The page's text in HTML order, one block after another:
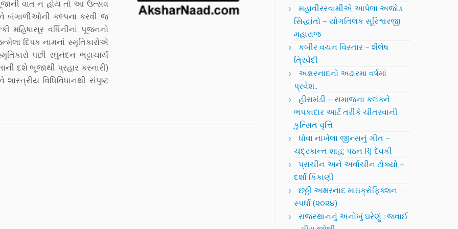
વાત ન હોય તો આ ઉત્સવ
બંગાળીઓની કલ્પના કરવી જ
વર્ધિનીનાં પૂજનનો
દિપક નામનાં સ્મૃતિકારોએ
પછી રઘુનંદન ભટ્ટાચાર્ય
દશે ભૂજાથી પ્રહાર કરનારી)
વિધિવિધાનથી સંપુષ્ટ
મહાવીરસ્વામીએ આપેલા અજોડ
સિદ્ધાંતો – યોગતિલક સૂરિશ્વરજી
મહારાજ
કબીર વચન વિસ્તાર – શૈલેષ
ત્રિવેદી
અક્ષરનાદનો અઢારમા વર્ષમાં
પ્રવેશ..
હીરામંડી – સમાજના કલંકને
ભપકાદાર આર્ટ તરીકે ચીતરવાની
કુત્સિત વૃત્તિ
ધોવા નાખેલા જીન્સનું ગીત –
ચંદ્રકાન્ત શાહ; પઠન RJ દેવકી
પ્રાચીન અને અર્વાચીન ટોક્યો –
દર્શા કિકાણી
છઠ્ઠી અક્ષરનાદ માઇક્રોફિક્શન
સ્પર્ધા (૨૦૨૪)
રાજસ્થાનનું અનોખું ઘરેણું : જવાઈ